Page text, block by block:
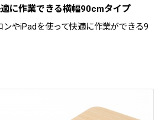
に作業できる横幅90cmタイプ
やiPadを使って快適に作業ができる9